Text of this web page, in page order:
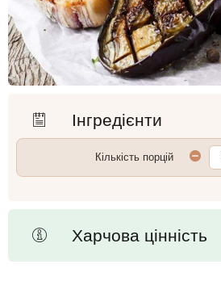
Інгредієнти
Кількість порцій
Харчова цінність